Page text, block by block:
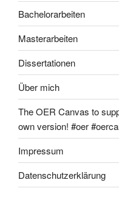
Bachelorarbeiten
Masterarbeiten
Dissertationen
Über mich
The OER Canvas to
own version! #oer
Impressum
Datenschutzerklärung